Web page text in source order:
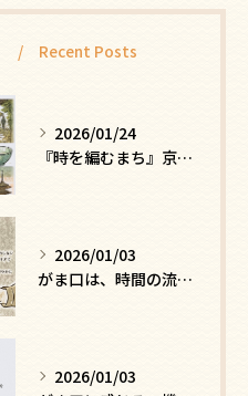
Recent Posts
2026/01/24
『時を編むまち』京都ー日常にひそむ、静かな贅沢
2026/01/03
がま口は、時間の流れを緩める
2026/01/03